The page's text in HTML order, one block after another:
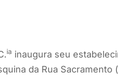
ia inaugura seu
da Rua Sacramento (